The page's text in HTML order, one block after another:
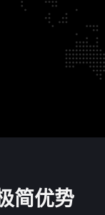
简优势